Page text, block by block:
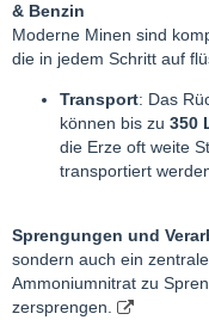
& Benzin
Moderne Minen sind
die in jedem Schritt auf
Transport: Das
können bis zu 350
die Erze oft weite
transportiert
Sprengungen und
sondern auch ein
Ammoniumnitrat zu
zersprengen.